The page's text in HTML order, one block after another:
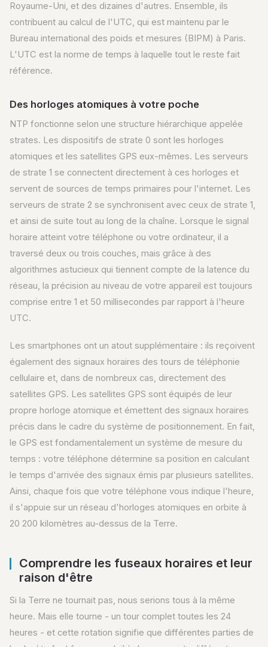
Royaume-Uni, et des dizaines d'autres. Ensemble, ils
contribuent au calcul de l'UTC, qui est maintenu par le
Bureau international des poids et mesures (BIPM) à Paris.
L'UTC est la norme de temps à laquelle tout le reste fait
référence.
Des horloges atomiques à votre poche
NTP fonctionne selon une structure hiérarchique appelée
strates. Les dispositifs de strate 0 sont les horloges
atomiques et les satellites GPS eux-mêmes. Les serveurs
de strate 1 se connectent directement à ces horloges et
servent de sources de temps primaires pour l'internet. Les
serveurs de strate 2 se synchronisent avec ceux de strate 1,
et ainsi de suite tout au long de la chaîne. Lorsque le signal
horaire atteint votre téléphone ou votre ordinateur, il a
traversé deux ou trois couches, mais grâce à des
algorithmes astucieux qui tiennent compte de la latence du
réseau, la précision au niveau de votre appareil est toujours
comprise entre 1 et 50 millisecondes par rapport à l'heure
UTC.
Les smartphones ont un atout supplémentaire : ils reçoivent
également des signaux horaires des tours de téléphonie
cellulaire et, dans de nombreux cas, directement des
satellites GPS. Les satellites GPS sont équipés de leur
propre horloge atomique et émettent des signaux horaires
précis dans le cadre du système de positionnement. En fait,
le GPS est fondamentalement un système de mesure du
temps : votre téléphone détermine sa position en calculant
le temps d'arrivée des signaux émis par plusieurs satellites.
Ainsi, chaque fois que votre téléphone vous indique l'heure,
il s'appuie sur un réseau d'horloges atomiques en orbite à
20 200 kilomètres au-dessus de la Terre.
Comprendre les fuseaux horaires et leur
raison d'être
Si la Terre ne tournait pas, nous serions tous à la même
heure. Mais elle tourne - un tour complet toutes les 24
heures - et cette rotation signifie que différentes parties de